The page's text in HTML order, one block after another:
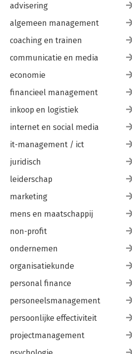
advisering
algemeen management
coaching en trainen
communicatie en media
economie
financieel management
inkoop en logistiek
internet en social media
it-management / ict
juridisch
leiderschap
marketing
mens en maatschappij
non-profit
ondernemen
organisatiekunde
personal finance
personeelsmanagement
persoonlijke effectiviteit
projectmanagement